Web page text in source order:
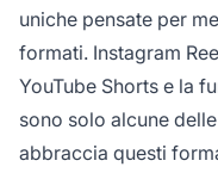
uniche pensate per
formati. Instagram
YouTube Shorts e la
sono solo alcune
abbraccia questi